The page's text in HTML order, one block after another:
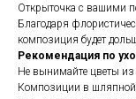
Открыточка с вашими
Благодаря
композиция будет
Рекомендация по
Не вынимайте цветы из
Композиции в шляпной